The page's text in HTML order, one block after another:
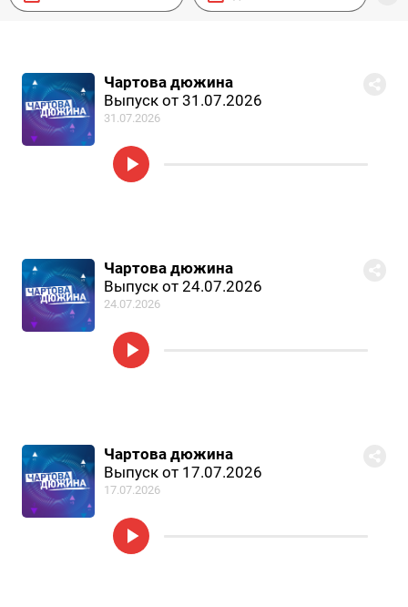
Чартова дюжина
Выпуск от 31.07.2026
31.07.2026
Чартова дюжина
Выпуск от 24.07.2026
24.07.2026
Чартова дюжина
Выпуск от 17.07.2026
17.07.2026